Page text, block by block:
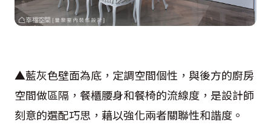
▲藍灰色壁面為底，定調空間個性，與後方的廚房
空間做區隔，餐櫃腰身和餐椅的流線度，是設計師
刻意的選配巧思，藉以強化兩者關聯性和諧度。